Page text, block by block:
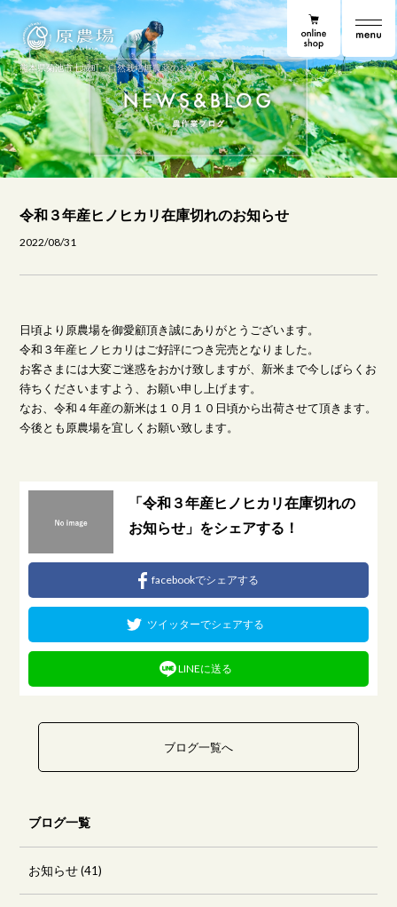
原農場便り
原農場
熊本県菊池市七城町・自然栽培無農薬のお米
online shop
令和３年産ヒノヒカリ在庫切れのお知らせ
2022/08/31
日頃より原農場を御愛顧頂き誠にありがとうございます。
令和３年産ヒノヒカリはご好評につき完売となりました。
お客さまには大変ご迷惑をおかけ致しますが、新米まで今しばらくお
待ちくださいますよう、お願い申し上げます。
なお、令和４年産の新米は１０月１０日頃から出荷させて頂きます。
今後とも原農場を宜しくお願い致します。
「令和３年産ヒノヒカリ在庫切れの
お知らせ」をシェアする！
facebookでシェアする
ツイッターでシェアする
LINEに送る
ブログ一覧へ
ブログ一覧
お知らせ(41)